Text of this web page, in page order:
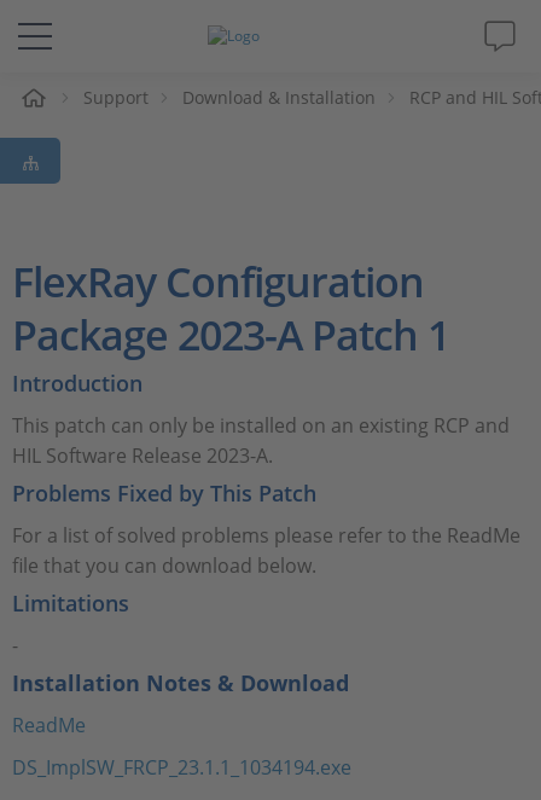
Solutions & Produits
Support
Société
Carrières
Support Download & Installation RCP and HIL
FlexRay Configuration
Package 2023-A Patch 1
Introduction
This patch can only be installed on an existing RCP and
HIL Software Release 2023-A.
Problems Fixed by This Patch
For a list of solved problems please refer to the ReadMe
file that you can download below.
Limitations
-
Installation Notes & Download
ReadMe
DS_ImplSW_FRCP_23.1.1_1034194.exe